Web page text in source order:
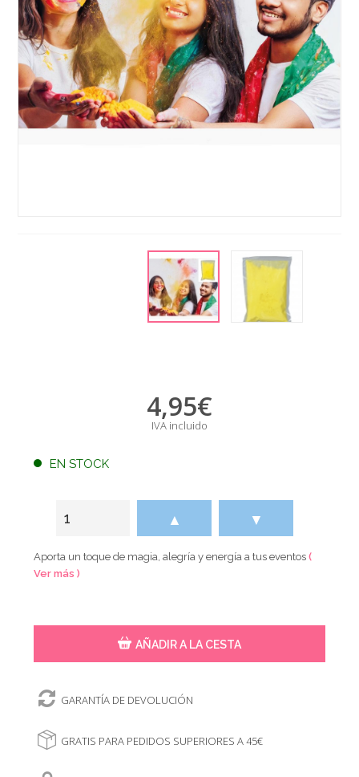
4,95€
IVA incluido
EN STOCK
▲ ▼
Aporta un toque de magia, alegría y energía a tus eventos(
Ver más )
AÑADIR A LA CESTA
GARANTÍA DE DEVOLUCIÓN
GRATIS PARA PEDIDOS SUPERIORES A 45€